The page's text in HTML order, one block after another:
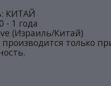
КИТАЙ
- 1 года
(Израиль/Китай)
только